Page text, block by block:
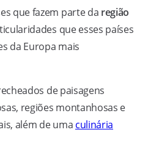
que fazem parte da região
que esses países
da Europa mais
de paisagens
regiões montanhosas e
além de uma culinária